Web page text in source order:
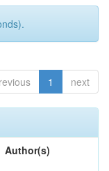
1 next
Author(s)